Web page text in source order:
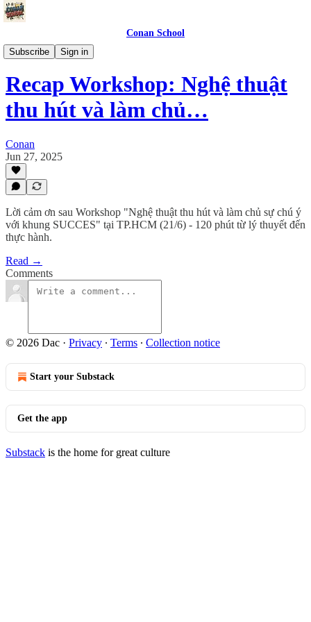
Conan School
Subscribe
Sign in
Events
Recap Workshop: Nghệ thuật
thu hút và làm chủ…
Conan
Jun 27, 2025
Lời cảm ơn sau Workshop "Nghệ thuật thu hút và làm chủ sự chú ý
với khung SUCCES" tại TP.HCM (21/6) - 120 phút từ lý thuyết đến
thực hành.
Read →
Comments
© 2026 Dac · Privacy ∙ Terms ∙ Collection notice
Start your Substack
Get the app
Substack is the home for great culture